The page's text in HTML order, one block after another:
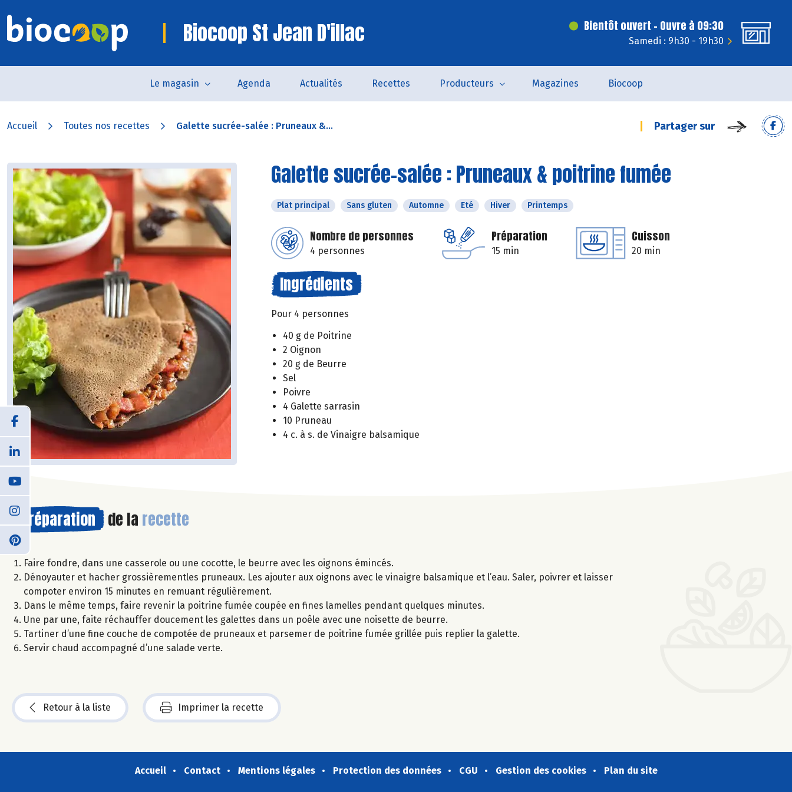
Biocoop St Jean D'illac Bientôt ouvert - Ouvre à 09:30
Samedi : 9h30 - 19h30
Le magasin Agenda Actualités Recettes Producteurs Magazines Biocoop
Accueil Toutes nos recettes Galette sucrée-salée : Pruneaux &... Partager sur
Galette sucrée-salée : Pruneaux & poitrine fumée
Plat principal Sans gluten Automne Eté Hiver Printemps
Nombre de personnes
4 personnes
Préparation
15 min
Cuisson
20 min
Ingrédients
Pour 4 personnes
40 g de Poitrine
2 Oignon
20 g de Beurre
Sel
Poivre
4 Galette sarrasin
10 Pruneau
4 c. à s. de Vinaigre balsamique
Préparation de la recette
Faire fondre, dans une casserole ou une cocotte, le beurre avec les oignons émincés.
Dénoyauter et hacher grossièrementles pruneaux. Les ajouter aux oignons avec le vinaigre balsamique et l’eau. Saler, poivrer et laisser
compoter environ 15 minutes en remuant régulièrement.
Dans le même temps, faire revenir la poitrine fumée coupée en fines lamelles pendant quelques minutes.
Une par une, faite réchauffer doucement les galettes dans un poêle avec une noisette de beurre.
Tartiner d’une fine couche de compotée de pruneaux et parsemer de poitrine fumée grillée puis replier la galette.
Servir chaud accompagné d’une salade verte.
Retour à la liste Imprimer la recette
Accueil Contact Mentions légales Protection des données CGU Gestion des cookies Plan du site